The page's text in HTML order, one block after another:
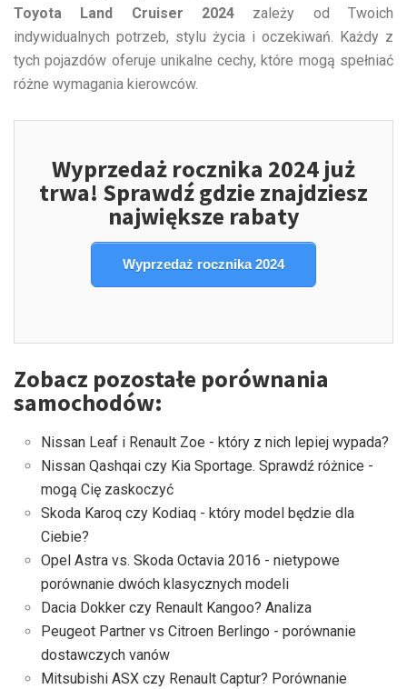
Toyota Land Cruiser 2024 zależy od Twoich
indywidualnych potrzeb, stylu życia i oczekiwań. Każdy z
tych pojazdów oferuje unikalne cechy, które mogą spełniać
różne wymagania kierowców.
Wyprzedaż rocznika 2024 już
trwa! Sprawdź gdzie znajdziesz
największe rabaty
Wyprzedaż rocznika 2024
Zobacz pozostałe porównania
samochodów:
Nissan Leaf i Renault Zoe - który z nich lepiej wypada?
Nissan Qashqai czy Kia Sportage. Sprawdź różnice -
mogą Cię zaskoczyć
Skoda Karoq czy Kodiaq - który model będzie dla
Ciebie?
Opel Astra vs. Skoda Octavia 2016 - nietypowe
porównanie dwóch klasycznych modeli
Dacia Dokker czy Renault Kangoo? Analiza
Peugeot Partner vs Citroen Berlingo - porównanie
dostawczych vanów
Mitsubishi ASX czy Renault Captur? Porównanie